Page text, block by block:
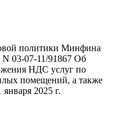
политики Минфина
N 03-07-11/91867 Об
НДС услуг по
помещений, а также
2025 г.